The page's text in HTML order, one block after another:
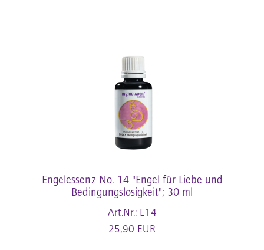
Engelessenz No. 14 "Engel für Liebe und
Bedingungslosigkeit"; 30 ml
Art.Nr.: E14
25,90 EUR